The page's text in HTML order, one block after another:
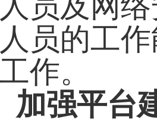
员的工
作。
加强平台